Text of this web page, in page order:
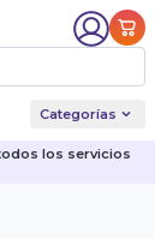
Categorías
los servicios